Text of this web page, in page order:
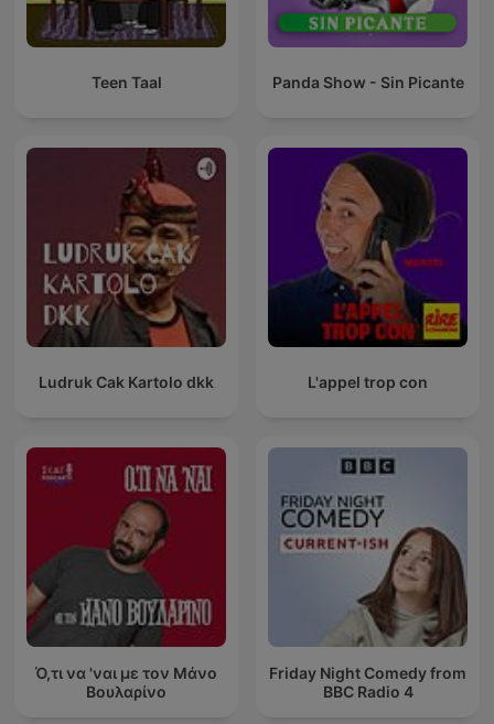
Teen Taal Panda Show - Sin Picante
Ludruk Cak Kartolo dkk L'appel trop con
Ό,τι να 'ναι με τον Μάνο
Βουλαρίνο
Friday Night Comedy from
BBC Radio 4